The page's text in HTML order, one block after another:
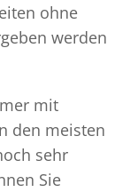
ohne
werden
mit
den meisten
sehr
Sie